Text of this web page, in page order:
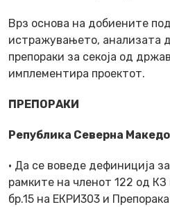
Врз основа на добиените
истражувањето, анализата
препораки за секоја од
имплементира проектот.
ПРЕПОРАКИ
Република Северна
· Да се воведе дефиниција
рамките на членот 122 од
бр.15 на ЕКРИ303 и